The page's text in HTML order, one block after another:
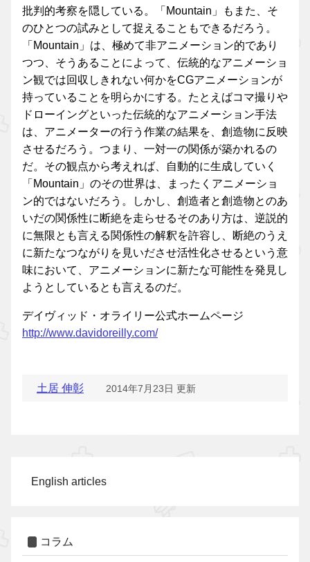
批判的考察を隠している。「Mountain」もまた、そ
のひとつの試みとして捉えることもできるだろう。
「Mountain」は、極めて非アニメーション的であり
つつ、そうあることによって、伝統的なアニメーショ
ン観では回収しきれない何かをCGアニメーションが
持っていることを明らかにする。たとえばコマ撮りや
ドローイングといった伝統的なアニメーション手法
は、アニメーターの行う作業の結果を、創造物に反映
させるだろう。つまり、一対一の関係が築かれるの
だ。その観点から考えれば、自動的に生成していく
「Mountain」のその世界は、まったくアニメーショ
ン的ではないだろう。しかし、創造者と創造物とのあ
いだの関係性に断絶を走らせるそのあり方は、逆説的
に無限とも言える関係性の解釈を許容し、断絶のうえ
に新たなつながりを見いださせ活性化させるという意
味において、アニメーションに新たな可能性を発見し
ようとしているとも言えるのだ。
デイヴィッド・オライリー公式ホームページ
http://www.davidoreilly.com/
土居 伸彰 2014年7月23日 更新
English articles
コラム